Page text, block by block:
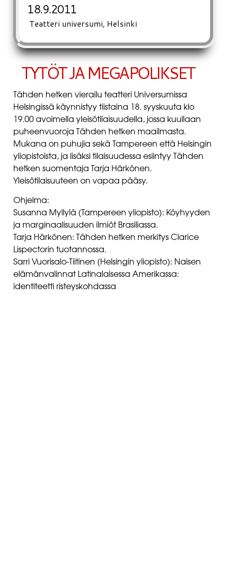
18.9.2011
Teatteri universumi, Helsinki
TYTÖT JA MEGAPOLIKSET
Tähden hetken vierailu teatteri Universumissa
Helsingissä käynnistyy tiistaina 18. syyskuuta klo
19.00 avoimella yleisötilaisuudella, jossa kuullaan
puheenvuoroja Tähden hetken maailmasta.
Mukana on puhujia sekä Tampereen että Helsingin
yliopistoista, ja lisäksi tilaisuudessa esiintyy Tähden
hetken suomentaja Tarja Härkönen.
Yleisötilaisuuteen on vapaa pääsy.
Ohjelma:
Susanna Myllylä (Tampereen yliopisto): Köyhyyden
ja marginaalisuuden ilmiöt Brasiliassa.
Tarja Härkönen: Tähden hetken merkitys Clarice
Lispectorin tuotannossa.
Sarri Vuorisalo-Tiitinen (Helsingin yliopisto): Naisen
elämänvalinnat Latinalaisessa Amerikassa:
identiteetti risteyskohdassa